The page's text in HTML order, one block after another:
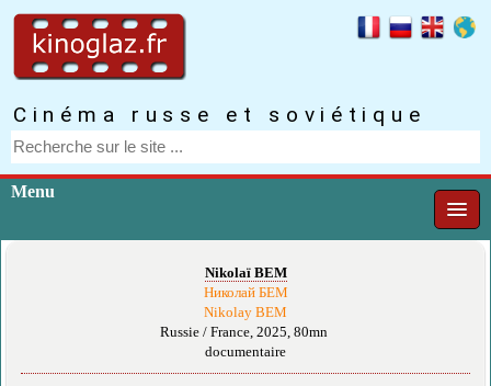
Cinéma russe et soviétique
Menu
Nikolaï BEM
Николай БЕМ
Nikolay BEM
Russie / France, 2025, 80mn
documentaire